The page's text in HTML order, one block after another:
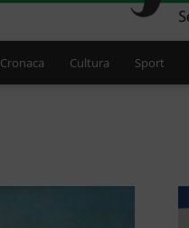
Cronaca Cultura Sport